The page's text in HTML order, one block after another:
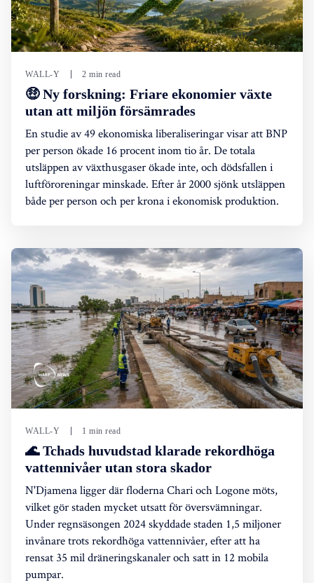
WALL-Y 2 min read
🤑 Ny forskning: Friare ekonomier växte
utan att miljön försämrades
En studie av 49 ekonomiska liberaliseringar visar att BNP
per person ökade 16 procent inom tio år. De totala
utsläppen av växthusgaser ökade inte, och dödsfallen i
luftföroreningar minskade. Efter år 2000 sjönk utsläppen
både per person och per krona i ekonomisk produktion.
WALL-Y 1 min read
🌊 Tchads huvudstad klarade rekordhöga
vattennivåer utan stora skador
N'Djamena ligger där floderna Chari och Logone möts,
vilket gör staden mycket utsatt för översvämningar.
Under regnsäsongen 2024 skyddade staden 1,5 miljoner
invånare trots rekordhöga vattennivåer, efter att ha
rensat 35 mil dräneringskanaler och satt in 12 mobila
pumpar.